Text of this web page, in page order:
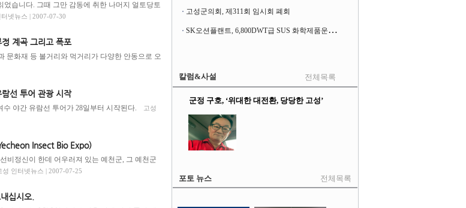
습니다. 그때 그만 감동에 취한 나머지 얼토당토
터넷뉴스 | 2007-07-30
계곡 그리고 폭포
문화재 등 볼거리와 먹거리가 다양한 안동으로 오
선 투어 관광 시작
야간 유람선 투어가 28일부터 시작된다. 고성
Insect Bio Expo)
비정신이 한데 어우러져 있는 예천군, 그 예천군
성 인터넷뉴스 | 2007-07-25
십시오.
고성군의회, 제311회 임시회 폐회
S
K오션플랜트, 6,800DWT급 SUS 화학제품운반선 2척 수주
칼럼&사설 전체목록
군정 구호, ‘위대한 대전환, 당당한 고성’
포토 뉴스 전체목록